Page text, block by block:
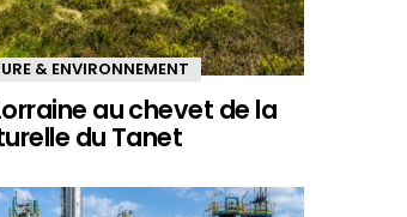
& ENVIRONNEMENT
au chevet de la
du Tanet